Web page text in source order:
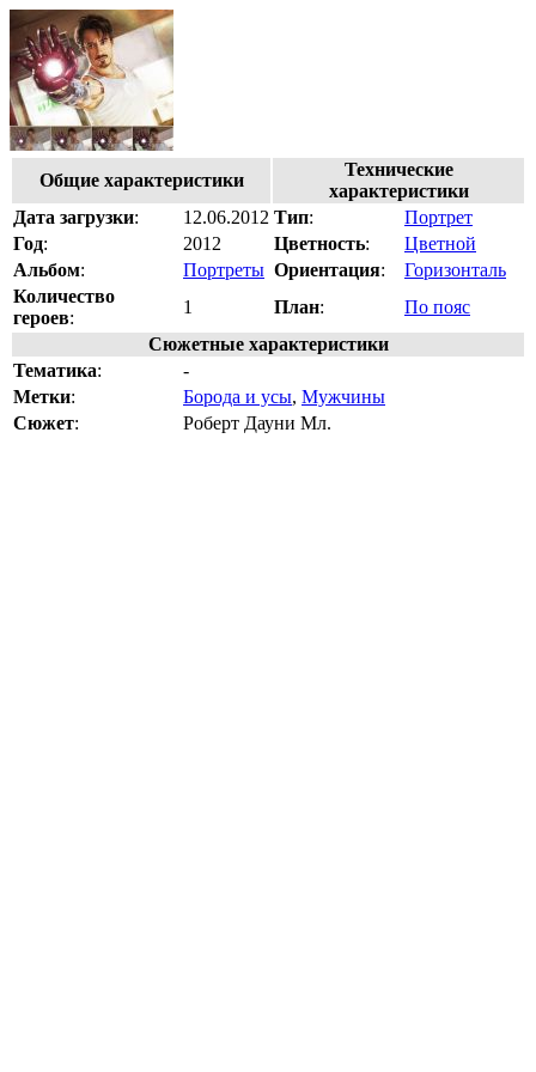
Общие характеристики
Технические
характеристики
Дата загрузки: 12.06.2012 Тип:
Портрет
Год: 2012 Цветность:
Цветной
Альбом: Портреты Ориентация:
Горизонталь
Количество
героев:
1 План:
По пояс
Сюжетные характеристики
Тематика:
-
Метки: Борода и усы, Мужчины
Сюжет: Роберт Дауни Мл.